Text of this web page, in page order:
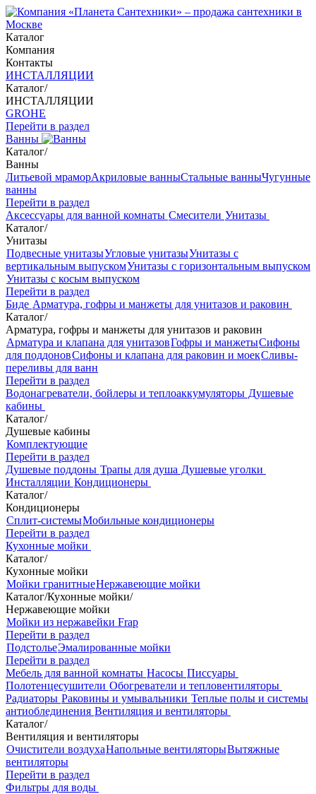
Каталог
Компания
Контакты
ИНСТАЛЛЯЦИИ
Каталог/
ИНСТАЛЛЯЦИИ
GROHE
Перейти в раздел
Ванны
Каталог/
Ванны
Литьевой мраморАкриловые ванныСтальные ванныЧугунные
ванны
Перейти в раздел
Аксессуары для ванной комнаты Смесители Унитазы
Каталог/
Унитазы
Подвесные унитазыУгловые унитазыУнитазы с
вертикальным выпускомУнитазы с горизонтальным выпуском
Унитазы с косым выпуском
Перейти в раздел
Биде Арматура, гофры и манжеты для унитазов и раковин
Каталог/
Арматура, гофры и манжеты для унитазов и раковин
Арматура и клапана для унитазовГофры и манжетыСифоны
для поддоновСифоны и клапана для раковин и моекСливы-
переливы для ванн
Перейти в раздел
Водонагреватели, бойлеры и теплоаккумуляторы Душевые
кабины
Каталог/
Душевые кабины
Комплектующие
Перейти в раздел
Душевые поддоны Трапы для душа Душевые уголки
Инсталляции Кондиционеры
Каталог/
Кондиционеры
Сплит-системыМобильные кондиционеры
Перейти в раздел
Кухонные мойки
Каталог/
Кухонные мойки
Мойки гранитныеНержавеющие мойки
Каталог/Кухонные мойки/
Нержавеющие мойки
Мойки из нержавейки Frap
Перейти в раздел
ПодстольеЭмалированные мойки
Перейти в раздел
Мебель для ванной комнаты Насосы Писсуары
Полотенцесушители Обогреватели и тепловентиляторы
Радиаторы Раковины и умывальники Теплые полы и системы
антиоблединения Вентиляция и вентиляторы
Каталог/
Вентиляция и вентиляторы
Очистители воздухаНапольные вентиляторыВытяжные
вентиляторы
Перейти в раздел
Фильтры для воды